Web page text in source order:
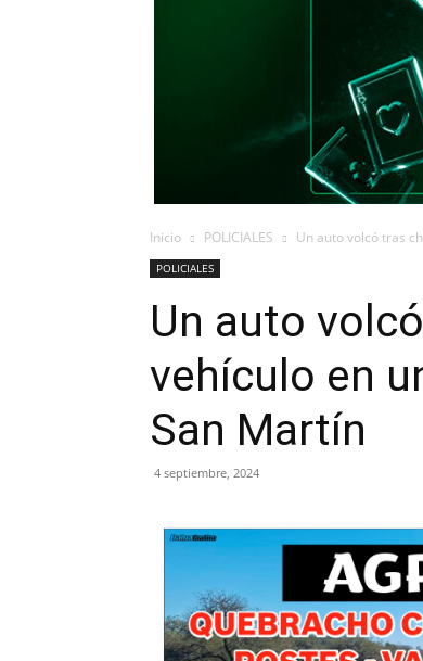
Inicio POLICIALES Un auto volcó tras
POLICIALES
Un auto
vehículo en
San Martín
4 septiembre, 2024